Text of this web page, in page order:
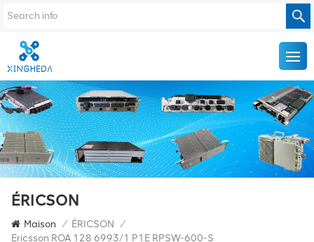
ÉRICSON
Maison / ÉRICSON /
Ericsson ROA 128 6993/1 P1E RPSW-600-S